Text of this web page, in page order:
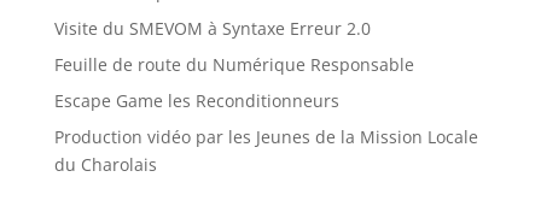
Visite du SMEVOM à Syntaxe Erreur 2.0
Feuille de route du Numérique Responsable
Escape Game les Reconditionneurs
Production vidéo par les Jeunes de la Mission Locale
du Charolais